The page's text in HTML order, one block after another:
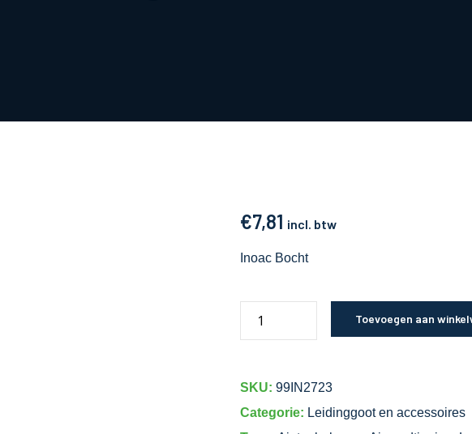
€7,81 incl. btw
Inoac Bocht
Toevoegen aan
SKU: 99IN2723
Categorie: Leidinggoot en accessoires